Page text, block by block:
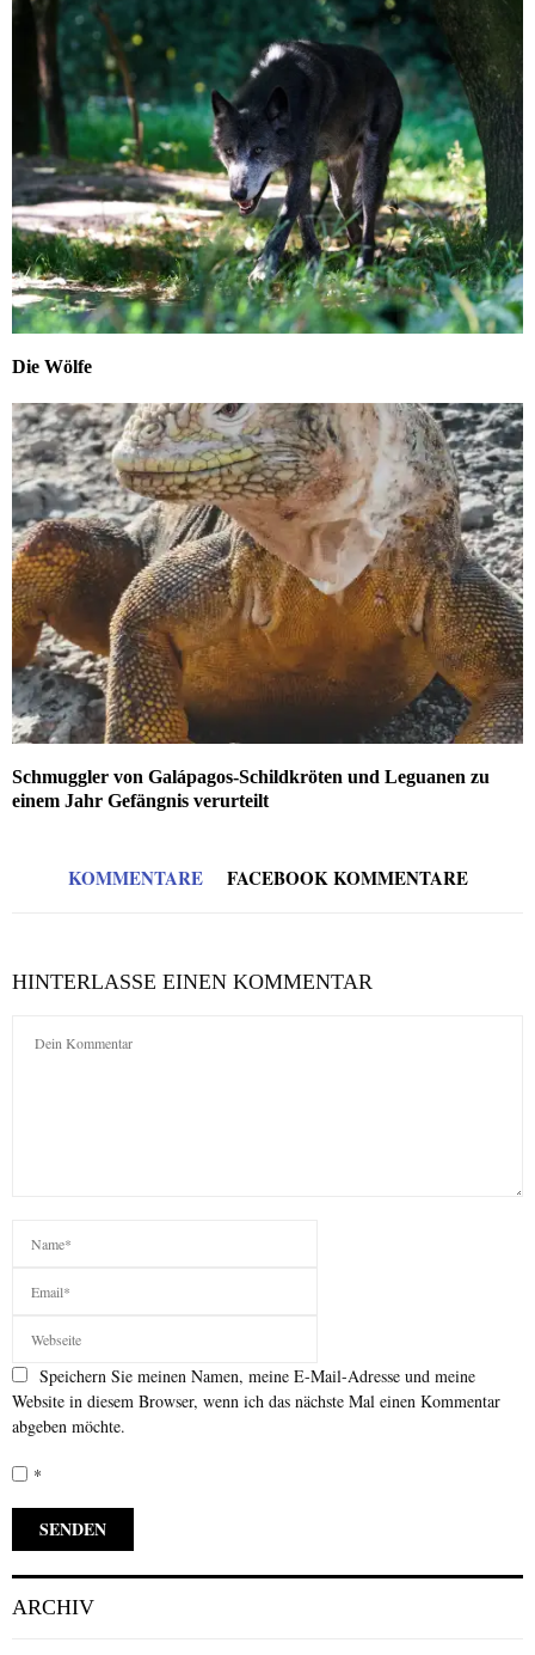
Die Wölfe
Schmuggler von Galápagos-Schildkröten und Leguanen zu
einem Jahr Gefängnis verurteilt
KOMMENTARE FACEBOOK KOMMENTARE
HINTERLASSE EINEN KOMMENTAR
Speichern Sie meinen Namen, meine E-Mail-Adresse und meine
Website in diesem Browser, wenn ich das nächste Mal einen Kommentar
abgeben möchte.
*
ARCHIV